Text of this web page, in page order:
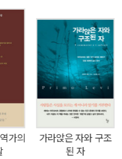
(1978), 『지금이 아니면 언
』(1986) 등을 발표하며 세계
일, 자택의 층계참에서 뛰
죄책감과 수용소 트라우마
가의
가라앉은 자와 구조
된 자